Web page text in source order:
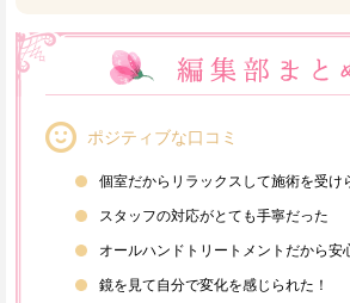
ポジティブな口コミ
個室だからリラックスして施術を受け
スタッフの対応がとても手寧だった
オールハンドトリートメントだから安
鏡を見て自分で変化を感じられた！